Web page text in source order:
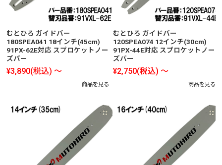
むとひろ ガイドバー
180SPEA041 18インチ(45cm)
91PX-62E対応 スプロケットノー
ズバー
¥3,890(税込) ～
商品を見る
むとひろ ガイドバー
120SPEA074 12インチ(30cm)
91PX-44E対応 スプロケットノー
ズバー
¥2,750(税込) ～
商品を見る